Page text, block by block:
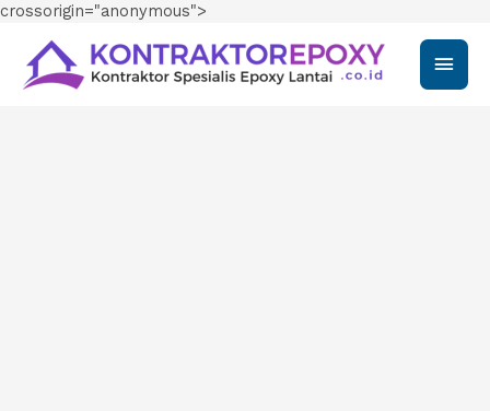
crossorigin="anonymous">
Main